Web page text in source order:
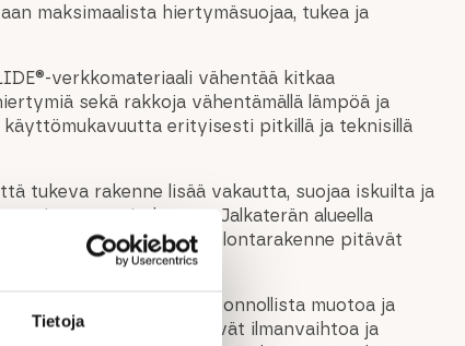
Tietoja
maksimaalista hiertymäsuojaa, tukea ja
verkkomateriaali vähentää kitkaa
sekä rakkoja vähentämällä lämpöä ja
käyttömukavuutta erityisesti pitkillä ja teknisillä
tukeva rakenne lisää vakautta, suojaa iskuilta ja
rasituksessa. Jalkaterän alueella
tukivyö ja erityinen neulontarakenne pitävät
seuraa varpaiden luonnollista muotoa ja
mikrokanaalit lisäävät ilmanvaihtoa ja